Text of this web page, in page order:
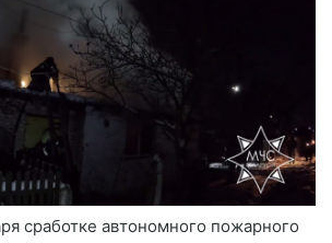
сработке автономного пожарного